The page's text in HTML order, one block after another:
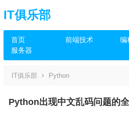
IT俱乐部
首页 前端技术 编
服务器
IT俱乐部 Python
Python出现中文乱码问题的